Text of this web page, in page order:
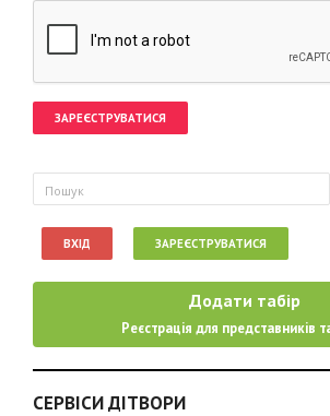
Пошукова форма
Пошук
ВХІД ЗАРЕЄСТРУВАТИСЯ
Додати табір
Реєстрація для представників
СЕРВІСИ ДІТВОРИ